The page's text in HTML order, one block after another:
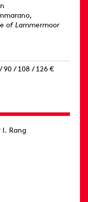
of Lammermoor
90 / 108 / 126 €
I. Rang